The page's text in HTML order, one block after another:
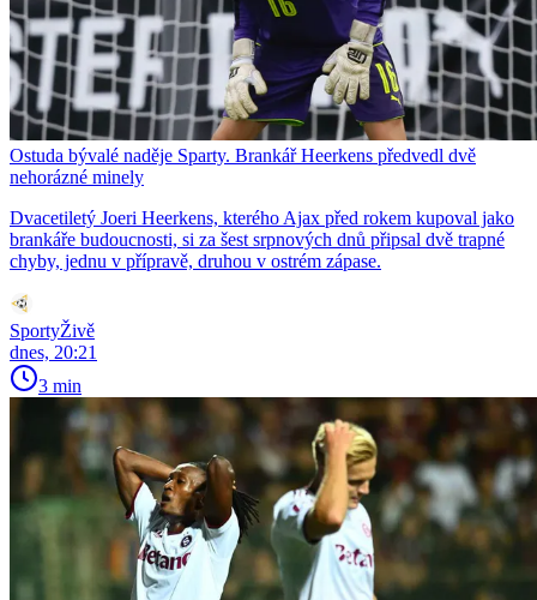
Ostuda bývalé naděje Sparty. Brankář Heerkens předvedl dvě
nehorázné minely
Dvacetiletý Joeri Heerkens, kterého Ajax před rokem kupoval jako
brankáře budoucnosti, si za šest srpnových dnů připsal dvě trapné
chyby, jednu v přípravě, druhou v ostrém zápase.
SportyŽivě
dnes, 20:21
3 min